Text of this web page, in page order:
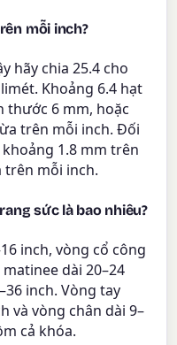
mỗi inch?
hãy chia 25.4 cho
Khoảng 6.4 hạt
thước 6 mm, hoặc
trên mỗi inch. Đối
1.8 mm trên
trên mỗi inch.
sức là bao nhiêu?
inch, vòng cổ công
dài 20–24
inch. Vòng tay
và vòng chân dài 9–
cả khóa.